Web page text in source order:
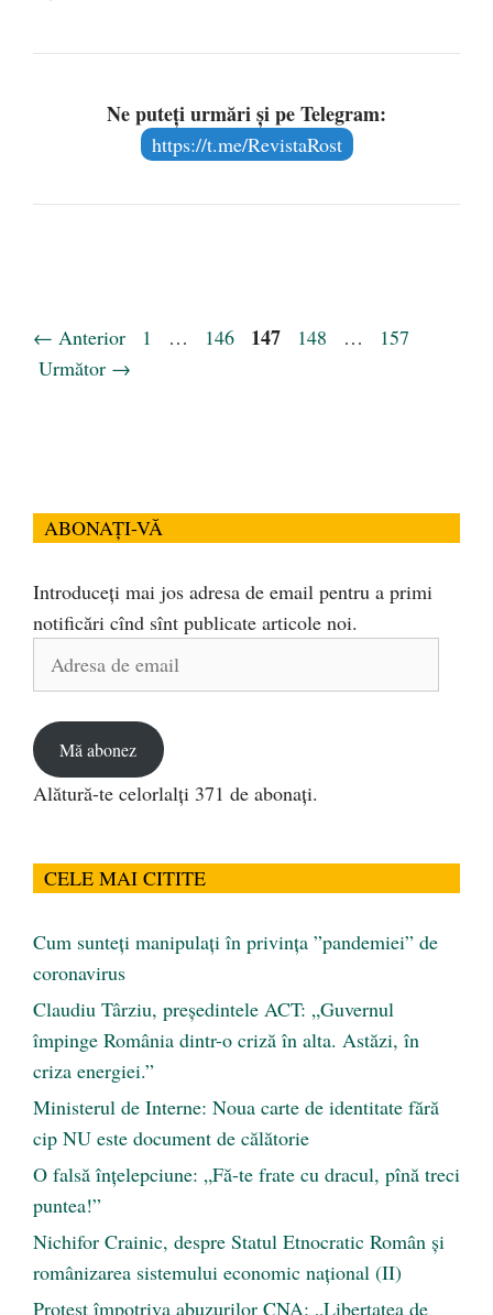
Ne puteți urmări și pe Telegram:
https://t.me/RevistaRost
← Anterior Pagina
1 … Pagina
146 Pagina
147 Pagina
148 … Pagina
157
Următor →
ABONAȚI-VĂ
Introduceți mai jos adresa de email pentru a primi
notificări cînd sînt publicate articole noi.
Adresa
Mă abonez
Alătură-te celorlalți 371 de abonați.
CELE MAI CITITE
Cum sunteți manipulați în privința ”pandemiei” de
coronavirus
Claudiu Târziu, președintele ACT: „Guvernul
împinge România dintr-o criză în alta. Astăzi, în
criza energiei.”
Ministerul de Interne: Noua carte de identitate fără
cip NU este document de călătorie
O falsă înțelepciune: „Fă-te frate cu dracul, pînă treci
puntea!”
Nichifor Crainic, despre Statul Etnocratic Român şi
românizarea sistemului economic naţional (II)
Protest împotriva abuzurilor CNA: „Libertatea de